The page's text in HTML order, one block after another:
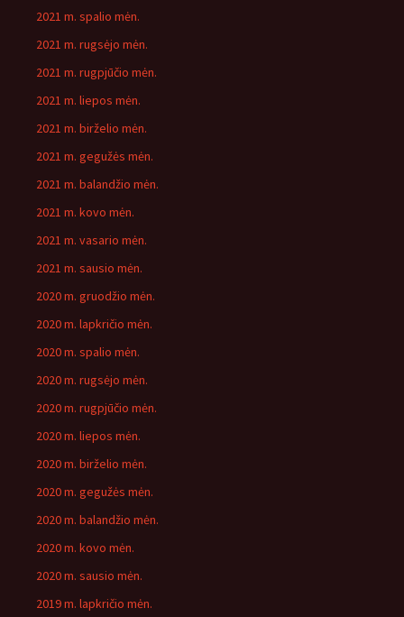
2021 m. spalio mėn.
2021 m. rugsėjo mėn.
2021 m. rugpjūčio mėn.
2021 m. liepos mėn.
2021 m. birželio mėn.
2021 m. gegužės mėn.
2021 m. balandžio mėn.
2021 m. kovo mėn.
2021 m. vasario mėn.
2021 m. sausio mėn.
2020 m. gruodžio mėn.
2020 m. lapkričio mėn.
2020 m. spalio mėn.
2020 m. rugsėjo mėn.
2020 m. rugpjūčio mėn.
2020 m. liepos mėn.
2020 m. birželio mėn.
2020 m. gegužės mėn.
2020 m. balandžio mėn.
2020 m. kovo mėn.
2020 m. sausio mėn.
2019 m. lapkričio mėn.